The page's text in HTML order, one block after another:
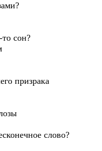
сон?
призрака
слово?